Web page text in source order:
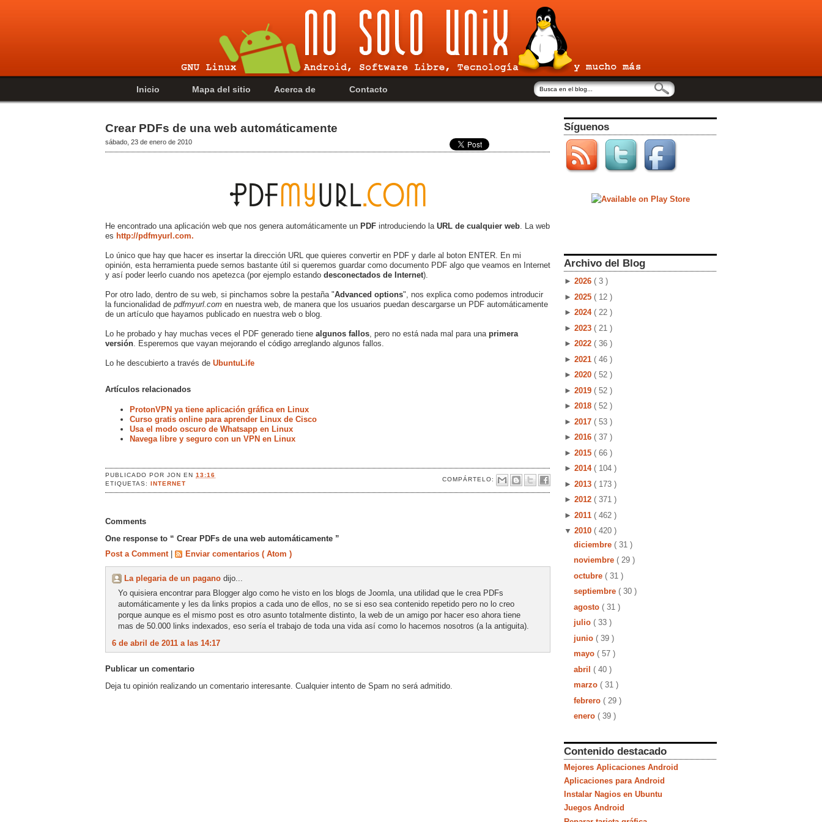
Inicio Mapa del sitio Acerca de Contacto
Crear PDFs de una web automáticamente
sábado, 23 de enero de 2010
He encontrado una aplicación web que nos genera automáticamente un PDF introduciendo la URL de cualquier web . La web
es http://pdfmyurl.com.
Lo único que hay que hacer es insertar la dirección URL que quieres convertir en PDF y darle al boton ENTER. En mi
opinión, esta herramienta puede sernos bastante útil si queremos guardar como documento PDF algo que veamos en Internet
y así poder leerlo cuando nos apetezca (por ejemplo estando desconectados de Internet).
Por otro lado, dentro de su web, si pinchamos sobre la pestaña "Advanced options", nos explica como podemos introducir
la funcionalidad de pdfmyurl.com en nuestra web, de manera que los usuarios puedan descargarse un PDF automáticamente
de un artículo que hayamos publicado en nuestra web o blog.
Lo he probado y hay muchas veces el PDF generado tiene algunos fallos , pero no está nada mal para una primera
versión . Esperemos que vayan mejorando el código arreglando algunos fallos.
Lo he descubierto a través de UbuntuLife
Artículos relacionados
ProtonVPN ya tiene aplicación gráfica en Linux
Curso gratis online para aprender Linux de Cisco
Usa el modo oscuro de Whatsapp en Linux
Navega libre y seguro con un VPN en Linux
PUBLICADO PORJONEN13:16
COMPÁRTELO:
ETIQUETAS:INTERNET
Comments
One response to “ Crear PDFs de una web automáticamente ”
Post a Comment
Enviar comentarios ( Atom )
La plegaria de un pagano dijo...
Yo quisiera encontrar para Blogger algo como he visto en los blogs de Joomla, una utilidad que le crea PDFs
automáticamente y les da links propios a cada uno de ellos, no se si eso sea contenido repetido pero no lo creo
porque aunque es el mismo post es otro asunto totalmente distinto, la web de un amigo por hacer eso ahora tiene
mas de 50.000 links indexados, eso sería el trabajo de toda una vida así como lo hacemos nosotros (a la antiguita).
6 de abril de 2011 a las 14:17
Publicar un comentario
Deja tu opinión realizando un comentario interesante. Cualquier intento de Spam no será admitido.
Síguenos
Archivo del Blog
► 2026 ( 3 )
► 2025 ( 12 )
► 2024 ( 22 )
► 2023 ( 21 )
► 2022 ( 36 )
► 2021 ( 46 )
► 2020 ( 52 )
► 2019 ( 52 )
► 2018 ( 52 )
► 2017 ( 53 )
► 2016 ( 37 )
► 2015 ( 66 )
► 2014 ( 104 )
► 2013 ( 173 )
► 2012 ( 371 )
► 2011 ( 462 )
▼ 2010 ( 420 )
diciembre ( 31 )
noviembre ( 29 )
octubre ( 31 )
septiembre ( 30 )
agosto ( 31 )
julio ( 33 )
junio ( 39 )
mayo ( 57 )
abril ( 40 )
marzo ( 31 )
febrero ( 29 )
enero ( 39 )
Contenido destacado
Mejores Aplicaciones Android
Aplicaciones para Android
Instalar Nagios en Ubuntu
Juegos Android